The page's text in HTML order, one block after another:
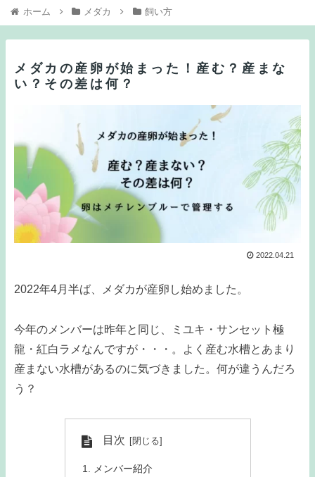
ホーム メダカ 飼い方
メダカの産卵が始まった！産む？産まな
い？その差は何？
2022.04.21
2022年4月半ば、メダカが産卵し始めました。
今年のメンバーは昨年と同じ、ミユキ・サンセット極
龍・紅白ラメなんですが・・・。よく産む水槽とあまり
産まない水槽があるのに気づきました。何が違うんだろ
う？
目次
メンバー紹介